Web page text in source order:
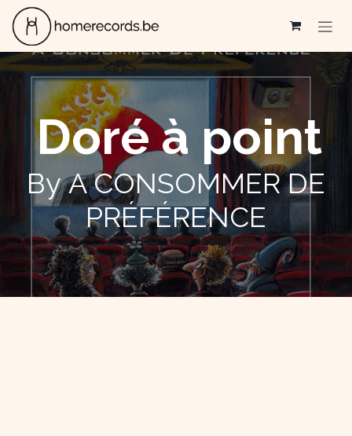
Se rendre au contenu
Doré à point
By A CONSOMMER DE
PRÉFÉRENCE